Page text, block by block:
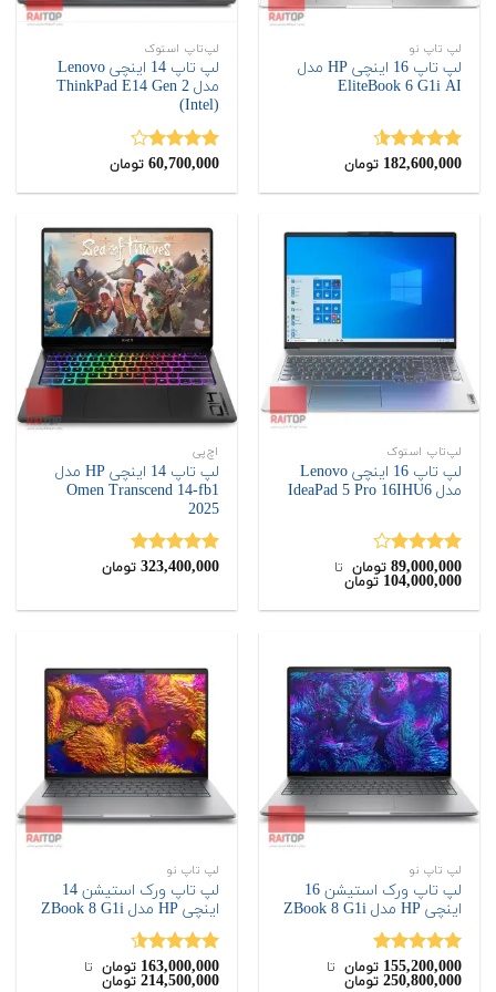
لپ تاپ نو
لپ تاپ 16 اینچی HP مدل
EliteBook 6 G1i AI
نمره4.50
182,600,000 تومان
لپ‌تاپ استوک
لپ تاپ 14 اینچی Lenovo
مدل ThinkPad E14 Gen 2
(Intel)
نمره
60,700,000 تومان
لپ‌تاپ استوک
لپ تاپ 16 اینچی Lenovo
مدل IdeaPad 5 Pro 16IHU6
نمره
4.00از 5
89,000,000 تومان ‌ تا ‌
104,000,000 تومان
اچ‌پی
لپ تاپ 14 اینچی HP مدل
Omen Transcend 14-fb1
2025
نمره5.00
323,400,000 تومان
لپ تاپ نو
لپ تاپ ورک استیشن 16
اینچی HP مدل ZBook 8 G1i
نمره5.00
از 5
155,200,000 تومان ‌ تا ‌
250,800,000 تومان
لپ تاپ نو
لپ تاپ ورک استیشن 14
اینچی HP مدل ZBook 8 G1i
نمره4.50
از 5
163,000,000 تومان ‌ تا ‌
214,500,000 تومان